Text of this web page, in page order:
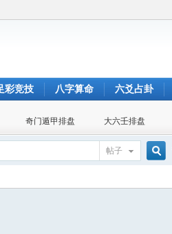
彩竞技 八字算命 六爻占卦
奇门遁甲排盘 大六壬排盘
帖子